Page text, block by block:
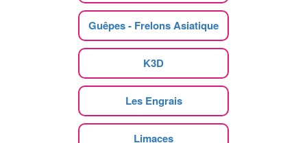
Guêpes - Frelons Asiatique
K3D
Les Engrais
Limaces